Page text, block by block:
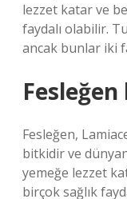
lezzet katar ve
faydalı olabilir.
ancak bunlar iki
Fesleğen,
bitkidir ve
yemeğe lezzet
birçok sağlık